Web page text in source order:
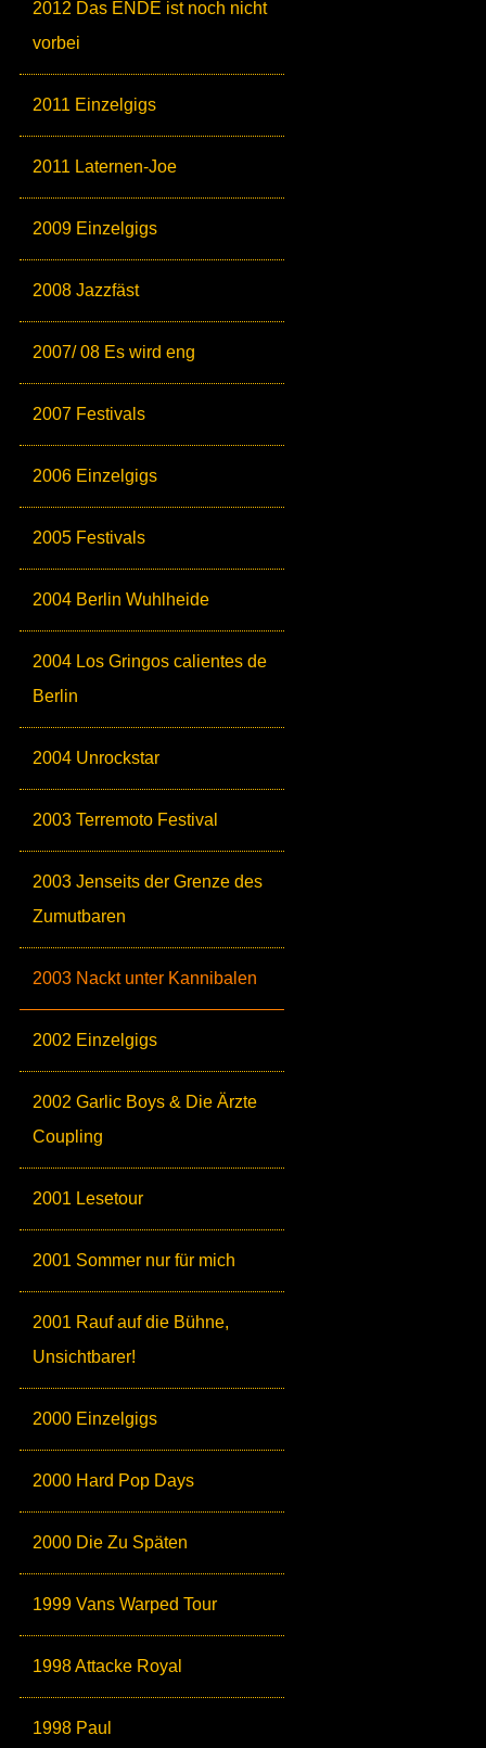
2012 Das ENDE ist noch nicht
vorbei
2011 Einzelgigs
2011 Laternen-Joe
2009 Einzelgigs
2008 Jazzfäst
2007/ 08 Es wird eng
2007 Festivals
2006 Einzelgigs
2005 Festivals
2004 Berlin Wuhlheide
2004 Los Gringos calientes de
Berlin
2004 Unrockstar
2003 Terremoto Festival
2003 Jenseits der Grenze des
Zumutbaren
2003 Nackt unter Kannibalen
2002 Einzelgigs
2002 Garlic Boys & Die Ärzte
Coupling
2001 Lesetour
2001 Sommer nur für mich
2001 Rauf auf die Bühne,
Unsichtbarer!
2000 Einzelgigs
2000 Hard Pop Days
2000 Die Zu Späten
1999 Vans Warped Tour
1998 Attacke Royal
1998 Paul